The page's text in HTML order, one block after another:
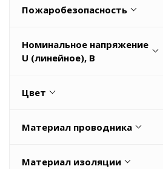
Пожаробезопасность
Номинальное напряжение
U (линейное), В
Цвет
Материал проводника
Материал изоляции